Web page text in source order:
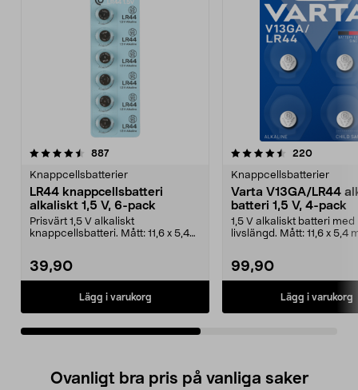
887recensioner
Knappcellsbatterier
LR44 knappcellsbatteri
alkaliskt 1,5 V, 6-pack
Prisvärt 1,5 V alkaliskt
knappcellsbatteri. Mått: 11,6 x 5,4
39,90
Lägg i varukorg
4.5av 5 stjärnor 220
Knappcellsbatterier
Varta V13GA/LR44
batteri 1,5 V, 4-pack
1,5 V alkaliskt batteri med
livslängd. Mått: 11,6 x 5,4
99,90
Lägg i varukorg
4.5av 5 stjärnor
Ovanligt bra pris på vanliga saker